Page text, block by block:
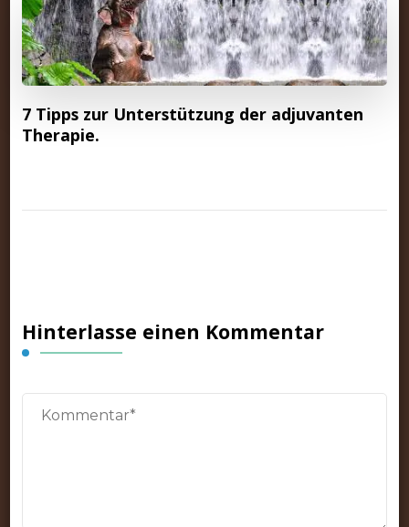
7 Tipps zur Unterstützung der adjuvanten
Therapie.
Hinterlasse einen Kommentar